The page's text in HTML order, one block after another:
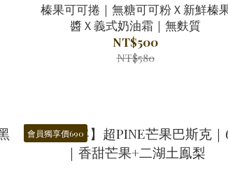
榛果可可捲｜無糖可可粉Ｘ新鮮榛
醬Ｘ義式奶油霜｜無麩質
NT$500
NT$580
會員獨享價690